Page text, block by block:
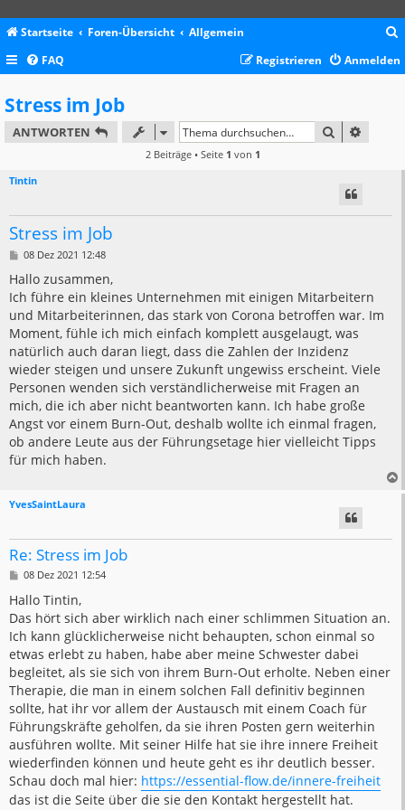
Startseite Foren-Übersicht Allgemein
c
FAQ Anmelden
Registrieren
Stress im Job
ANTWORTEN SUCHE
2 Beiträge • Seite 1 von 1
Tintin
Stress im Job
B
i
r
a
g
08 Dez 2021 12:48
Hallo zusammen,
Ich führe ein kleines Unternehmen mit einigen Mitarbeitern
und Mitarbeiterinnen, das stark von Corona betroffen war. Im
Moment, fühle ich mich einfach komplett ausgelaugt, was
natürlich auch daran liegt, dass die Zahlen der Inzidenz
wieder steigen und unsere Zukunft ungewiss erscheint. Viele
Personen wenden sich verständlicherweise mit Fragen an
mich, die ich aber nicht beantworten kann. Ich habe große
Angst vor einem Burn-Out, deshalb wollte ich einmal fragen,
ob andere Leute aus der Führungsetage hier vielleicht Tipps
für mich haben.
YvesSaintLaura
Re: Stress im Job
B
i
t
r
a
g
08 Dez 2021 12:54
Hallo Tintin,
Das hört sich aber wirklich nach einer schlimmen Situation an.
Ich kann glücklicherweise nicht behaupten, schon einmal so
etwas erlebt zu haben, habe aber meine Schwester dabei
begleitet, als sie sich von ihrem Burn-Out erholte. Neben einer
Therapie, die man in einem solchen Fall definitiv beginnen
sollte, hat ihr vor allem der Austausch mit einem Coach für
Führungskräfte geholfen, da sie ihren Posten gern weiterhin
ausführen wollte. Mit seiner Hilfe hat sie ihre innere Freiheit
wiederfinden können und heute geht es ihr deutlich besser.
Schau doch mal hier: https://essential-flow.de/innere-freiheit
das ist die Seite über die sie den Kontakt hergestellt hat.